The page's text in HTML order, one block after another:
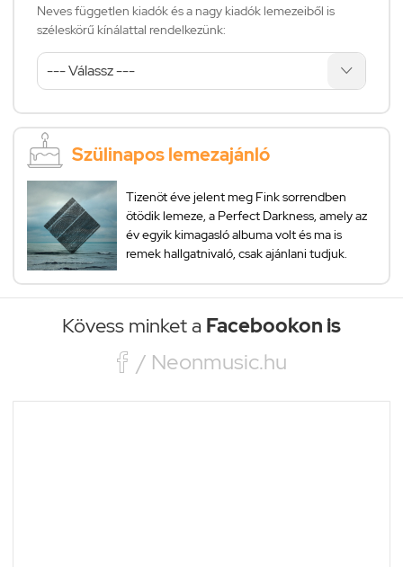
Neves független kiadók és a nagy kiadók lemezeiből is
széleskörű kínálattal rendelkezünk:
Szülinapos lemezajánló
Tizenöt éve jelent meg Fink sorrendben
ötödik lemeze, a Perfect Darkness, amely az
év egyik kimagasló albuma volt és ma is
remek hallgatnivaló, csak ajánlani tudjuk.
Kövess minket a Facebookon is
 / Neonmusic.hu